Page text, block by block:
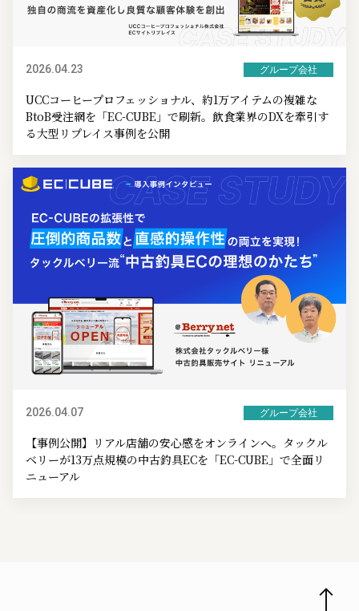
2026.04.23 グループ会社
UCCコーヒープロフェッショナル、約1万アイテムの複雑な
BtoB受注網を「EC-CUBE」で刷新。飲食業界のDXを牽引す
る大型リプレイス事例を公開
2026.04.07 グループ会社
【事例公開】リアル店舗の安心感をオンラインへ。タックル
ベリーが13万点規模の中古釣具ECを「EC-CUBE」で全面リ
ニューアル